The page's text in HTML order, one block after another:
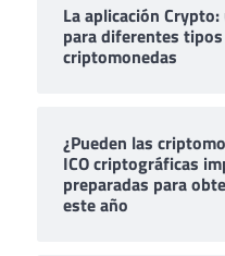
La aplicación
para diferentes
criptomonedas
¿Pueden las
ICO criptográficas
preparadas para
este año